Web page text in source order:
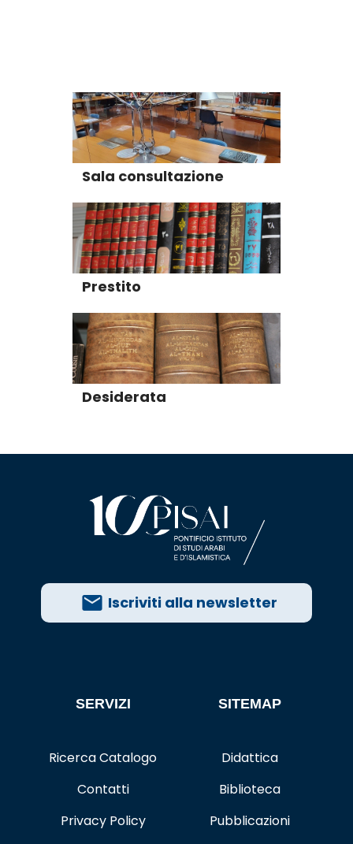
Sala consultazione
Prestito
Desiderata
Iscriviti alla newsletter
SERVIZI
Ricerca Catalogo
Contatti
Privacy Policy
SITEMAP
Didattica
Biblioteca
Pubblicazioni